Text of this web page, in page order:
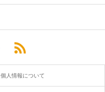
個人情報について